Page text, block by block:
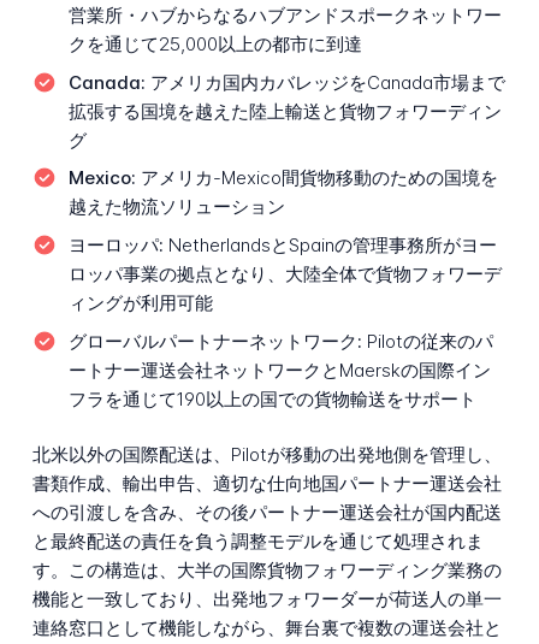
営業所・ハブからなるハブアンドスポークネットワー
クを通じて25,000以上の都市に到達
Canada: アメリカ国内カバレッジをCanada市場まで
拡張する国境を越えた陸上輸送と貨物フォワーディン
グ
Mexico: アメリカ-Mexico間貨物移動のための国境を
越えた物流ソリューション
ヨーロッパ: NetherlandsとSpainの管理事務所がヨー
ロッパ事業の拠点となり、大陸全体で貨物フォワーデ
ィングが利用可能
グローバルパートナーネットワーク: Pilotの従来のパ
ートナー運送会社ネットワークとMaerskの国際イン
フラを通じて190以上の国での貨物輸送をサポート
北米以外の国際配送は、Pilotが移動の出発地側を管理し、
書類作成、輸出申告、適切な仕向地国パートナー運送会社
への引渡しを含み、その後パートナー運送会社が国内配送
と最終配送の責任を負う調整モデルを通じて処理されま
す。この構造は、大半の国際貨物フォワーディング業務の
機能と一致しており、出発地フォワーダーが荷送人の単一
連絡窓口として機能しながら、舞台裏で複数の運送会社と